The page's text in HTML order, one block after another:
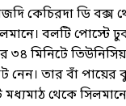
কেচিরদা ডি
বলটি পোস্টে
৩৪ মিনিটে
তার বাঁ পায়ের
মধ্যমাঠ থেকে